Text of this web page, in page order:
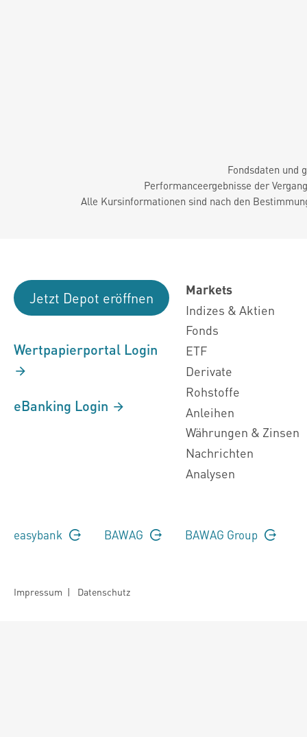
Fondsdaten und
Performanceergebnisse der
Alle Kursinformationen sind nach den
Jetzt Depot eröffnen
Wertpapierportal Login
eBanking Login
Markets
Indizes & Aktien
Fonds
ETF
Derivate
Rohstoffe
Anleihen
Währungen & Zinsen
Nachrichten
Analysen
easybank BAWAG BAWAG Group
Impressum | Datenschutz